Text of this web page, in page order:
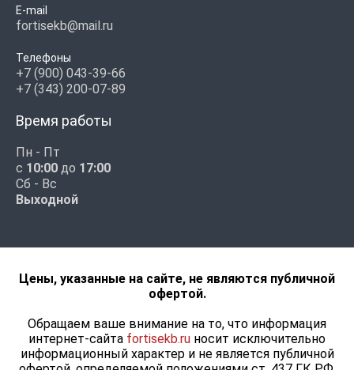
E-mail
fortisekb@mail.ru
Телефоны
+7 (900) 043-39-66
+7 (343) 200-07-89
Время работы
Пн - Пт
с 10:00 до 17:00
Сб - Вс
Выходной
Цены, указанные на сайте, не являются публичной
офертой.
Обращаем ваше внимание на то, что информация
интернет-сайта fortisekb.ru носит исключительно
информационный характер и не является публичной